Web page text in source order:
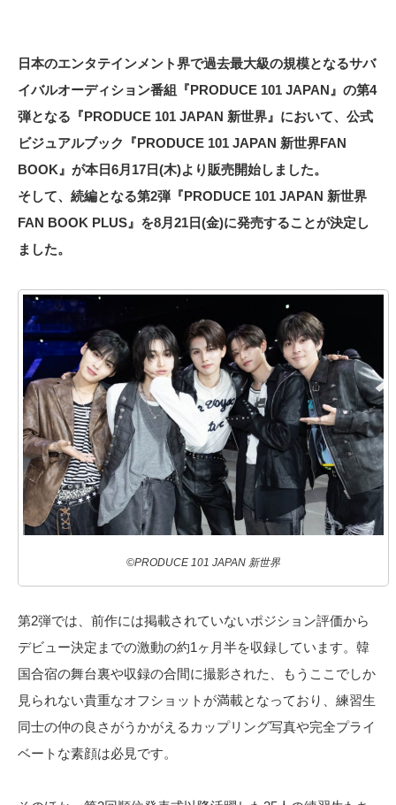
日本のエンタテインメント界で過去最大級の規模となるサバ
イバルオーディション番組『PRODUCE 101 JAPAN』の第4
弾となる『PRODUCE 101 JAPAN 新世界』において、公式
ビジュアルブック『PRODUCE 101 JAPAN 新世界FAN
BOOK』が本日6月17日(木)より販売開始しました。
そして、続編となる第2弾『PRODUCE 101 JAPAN 新世界
FAN BOOK PLUS』を8月21日(金)に発売することが決定し
ました。
©PRODUCE 101 JAPAN 新世界
第2弾では、前作には掲載されていないポジション評価から
デビュー決定までの激動の約1ヶ月半を収録しています。韓
国合宿の舞台裏や収録の合間に撮影された、もうここでしか
見られない貴重なオフショットが満載となっており、練習生
同士の仲の良さがうかがえるカップリング写真や完全プライ
ベートな素顔は必見です。